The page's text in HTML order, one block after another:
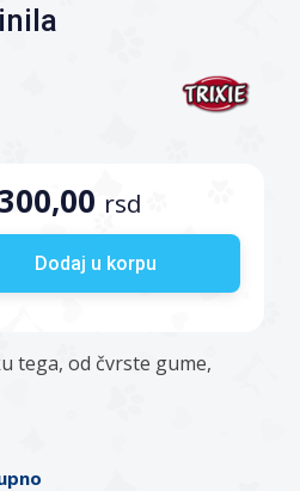
rsd
Dodaj u korpu
tega, od čvrste gume,